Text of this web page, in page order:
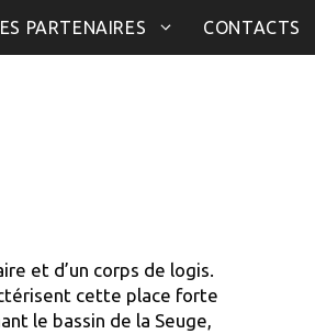
PARTENAIRES CONTACTS
et d’un corps de logis.
cette place forte
le bassin de la Seuge,